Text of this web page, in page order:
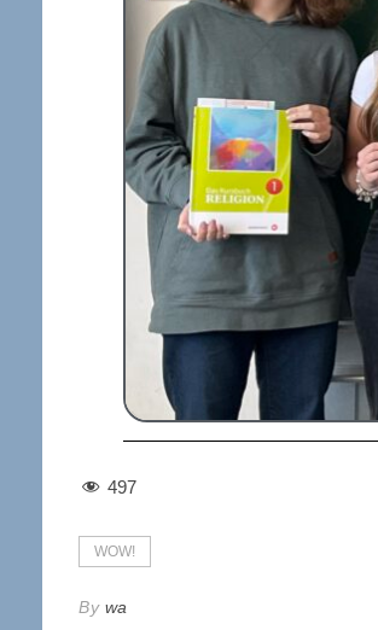
497
WOW!
By wa